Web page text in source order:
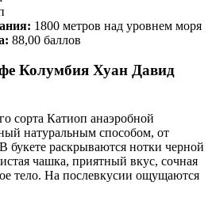
1800 метров над уровнем моря
88,00 баллов
Колумбия Хуан Давид
сорта Катиоп анаэробной
натуральным способом, от
букете раскрываются нотки черной
чашка, приятный вкус, сочная
тело. На послевкусии ощущаются